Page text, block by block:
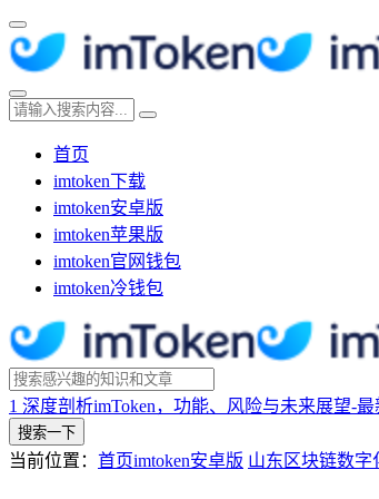
首页
imtoken下载
imtoken安卓版
imtoken苹果版
imtoken官网钱包
imtoken冷钱包
1 深度剖析imToken，功能、风险与未来展望-最
搜索一下
当前位置： 首页imtoken安卓版 山东区块链数字